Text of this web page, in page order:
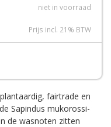
niet in voorraad
Prijs incl. 21% BTW
fairtrade en
Sapindus mukorossi-
de wasnoten zitten